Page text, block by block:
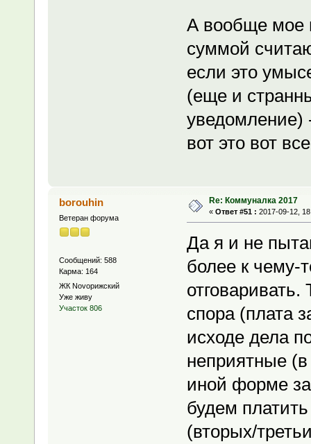
А вообще мое
суммой
если это
(еще и
уведомление)
вот это вот
borouhin
Ветеран форума
Сообщений: 588
Карма: 164
ЖК Novoрижский
Уже живу
Участок 806
Re: Коммуналка 2017
« Ответ #51 : 2017-09-12,
Да я и не
более к чему-
спора (плата
исходе дела
неприятные
иной форме
будем
(вторых/